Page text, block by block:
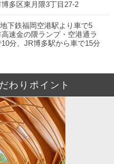
多区東月隈3丁目27-2
下鉄福岡空港駅より車で5
速金の隈ランプ・空港通ラ
分、JR博多駅から車で15分
わりポイント